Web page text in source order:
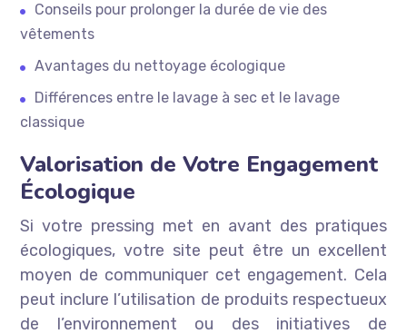
Conseils pour prolonger la durée de vie des
vêtements
Avantages du nettoyage écologique
Différences entre le lavage à sec et le lavage
classique
Valorisation de Votre Engagement
Écologique
Si votre pressing met en avant des pratiques
écologiques, votre site peut être un excellent
moyen de communiquer cet engagement. Cela
peut inclure l’utilisation de produits respectueux
de l’environnement ou des initiatives de